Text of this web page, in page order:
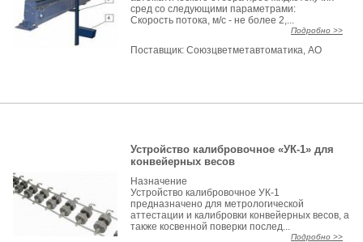
сред со следующими параметрами:
Скорость потока, м/с - не более 2,...
Подробно >>
Поставщик:Союзцветметавтоматика, АО
Устройство калибровочное «УК-1» для
конвейерных весов
Назначение
Устройство калибровочное УК-1
предназначено для метрологической
аттестации и калибровки конвейерных весов, а
также косвенной поверки послед...
Подробно >>